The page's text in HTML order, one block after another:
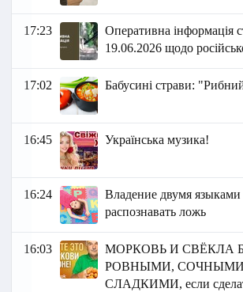
17:23
Оперативна інформація
19.06.2026 щодо
17:02 Бабусині страви:
16:45 Українська музика!
16:24
Владение двумя языками
распознавать ложь
16:03
МОРКОВЬ И СВЁКЛА
РОВНЫМИ,
СЛАДКИМИ, если